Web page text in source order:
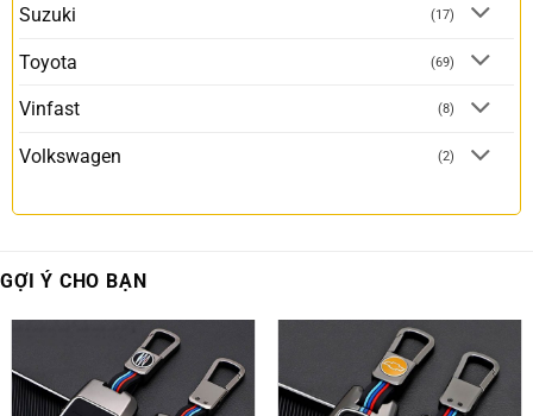
Suzuki (17)
Toyota (69)
Vinfast (8)
Volkswagen (2)
GỢI Ý CHO BẠN